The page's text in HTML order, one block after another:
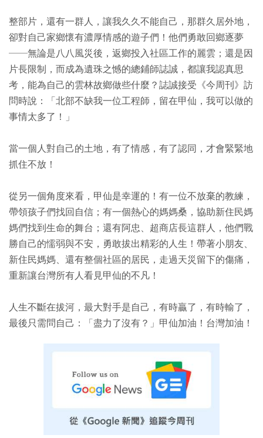
整部片，還有一群人，讓我久久不能自己，那群久居外地，
卻對自己家鄉懷有濃厚情感的遊子們！他們勇敢回鄉逐夢
──無論是八八風災後，返鄉投入社區工作的麗雲；還是因
片長限制，而成為遺珠之憾的總鋪師誌誠，都讓我認真思
考，能為自己的雲林故鄉做些什麼？誌誠接受《今周刊》訪
問時說：「北部不缺我一位工程師，留在甲仙，我可以做的
事情太多了！」
當一個人對自己的土地，有了情感，有了認同，才會緊緊地
抓住不放！
從另一個角度來看，甲仙是幸運的！有一位不放棄的教練，
帶領孩子們找回自信；有一個熱心的媽媽桑，協助新住民媽
媽們找到生命的舞台；還有阿忠、超商店長這群人，他們戰
勝自己的懦弱與不安，勇敢拔出精彩的人生！帶著小朋友、
新住民媽媽、還有整個社區的居民，走過天災留下的傷痛，
重新讓台灣所有人看見甲仙的不凡！
人生不斷在拔河，最大對手是自己，有時贏了，有時輸了，
最後只需問自己：「盡力了沒有？」甲仙加油！台灣加油！